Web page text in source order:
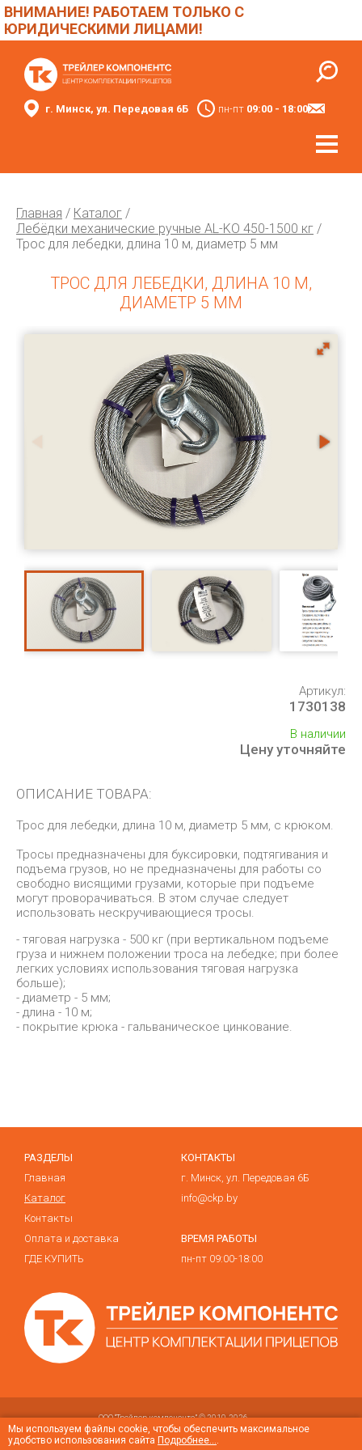
ВНИМАНИЕ! РАБОТАЕМ ТОЛЬКО С
ЮРИДИЧЕСКИМИ ЛИЦАМИ!
пн-пт 09:00 - 18:00
г. Минск, ул. Передовая 6Б
Главная / Каталог /
Лебёдки механические ручные AL-KO 450-1500 кг /
Трос для лебедки, длина 10 м, диаметр 5 мм
ТРОС ДЛЯ ЛЕБЕДКИ, ДЛИНА 10 М,
ДИАМЕТР 5 ММ
ОПИСАНИЕ ТОВАРА:
Трос для лебедки, длина 10 м, диаметр 5 мм, с крюком.
Тросы предназначены для буксировки, подтягивания и
подъема грузов, но не предназначены для работы со
свободно висящими грузами, которые при подъеме
могут проворачиваться. В этом случае следует
использовать нескручивающиеся тросы.
- тяговая нагрузка - 500 кг (при вертикальном подъеме
груза и нижнем положении троса на лебедке; при более
легких условиях использования тяговая нагрузка
больше);
- диаметр - 5 мм;
- длина - 10 м;
- покрытие крюка - гальваническое цинкование.
Артикул:
1730138
В наличии
Цену уточняйте
РАЗДЕЛЫ
Главная
Каталог
Контакты
Оплата и доставка
ГДЕ КУПИТЬ
КОНТАКТЫ
г. Минск, ул. Передовая 6Б
info@ckp.by
ВРЕМЯ РАБОТЫ
пн-пт 09:00-18:00
ООО “Трейлер компонентс” © 2010-2026
Условия использованияCookie-файлов
Мы используем файлы cookie, чтобы обеспечить максимальное
удобство использования сайта Подробнее....